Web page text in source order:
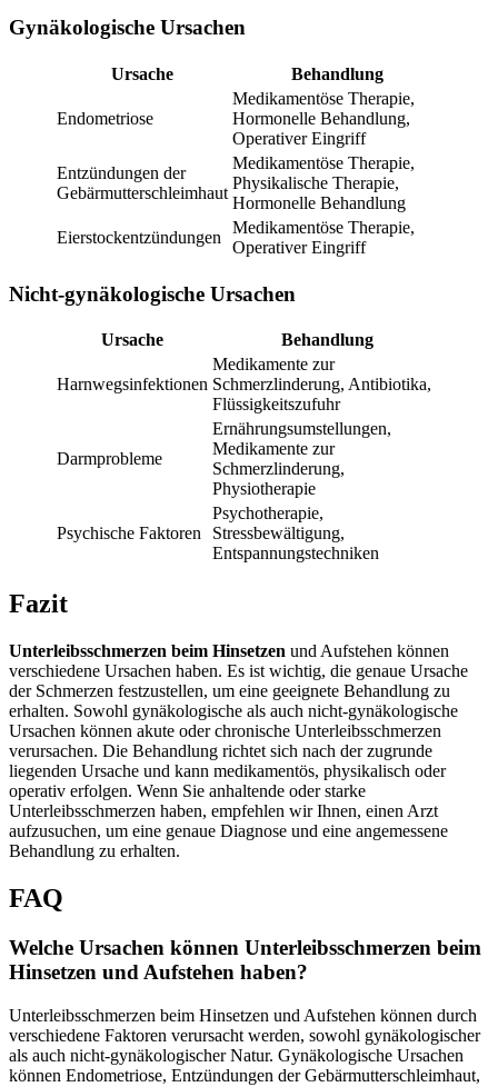
Gynäkologische Ursachen
Ursache Behandlung
Endometriose
Medikamentöse Therapie,
Hormonelle Behandlung,
Operativer Eingriff
Entzündungen der
Gebärmutterschleimhaut
Medikamentöse Therapie,
Physikalische Therapie,
Hormonelle Behandlung
Eierstockentzündungen
Medikamentöse Therapie,
Operativer Eingriff
Nicht-gynäkologische Ursachen
Ursache Behandlung
Harnwegsinfektionen
Medikamente zur
Schmerzlinderung, Antibiotika,
Flüssigkeitszufuhr
Darmprobleme
Ernährungsumstellungen,
Medikamente zur
Schmerzlinderung,
Physiotherapie
Psychische Faktoren
Psychotherapie,
Stressbewältigung,
Entspannungstechniken
Fazit
Unterleibsschmerzen beim Hinsetzen und Aufstehen können
verschiedene Ursachen haben. Es ist wichtig, die genaue Ursache
der Schmerzen festzustellen, um eine geeignete Behandlung zu
erhalten. Sowohl gynäkologische als auch nicht-gynäkologische
Ursachen können akute oder chronische Unterleibsschmerzen
verursachen. Die Behandlung richtet sich nach der zugrunde
liegenden Ursache und kann medikamentös, physikalisch oder
operativ erfolgen. Wenn Sie anhaltende oder starke
Unterleibsschmerzen haben, empfehlen wir Ihnen, einen Arzt
aufzusuchen, um eine genaue Diagnose und eine angemessene
Behandlung zu erhalten.
FAQ
Welche Ursachen können Unterleibsschmerzen beim
Hinsetzen und Aufstehen haben?
Unterleibsschmerzen beim Hinsetzen und Aufstehen können durch
verschiedene Faktoren verursacht werden, sowohl gynäkologischer
als auch nicht-gynäkologischer Natur. Gynäkologische Ursachen
können Endometriose, Entzündungen der Gebärmutterschleimhaut,